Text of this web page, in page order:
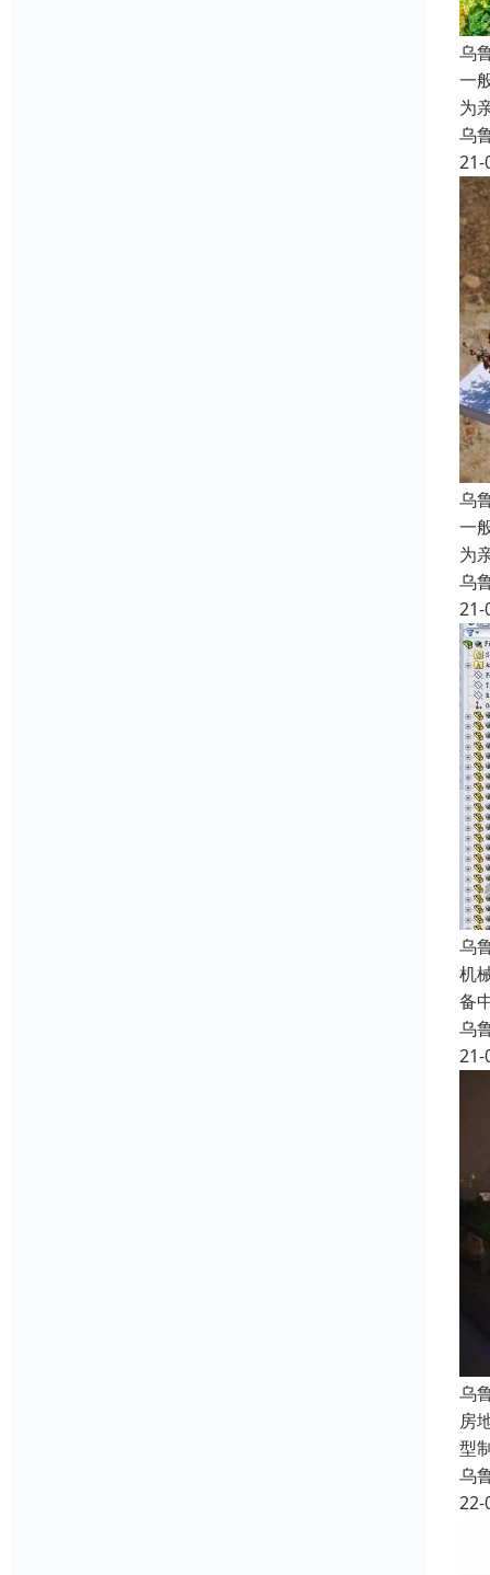
乌
一
为
乌
21-
乌
一
为
乌
21-
乌
机
备
乌
21-
乌
房
型
乌
22-